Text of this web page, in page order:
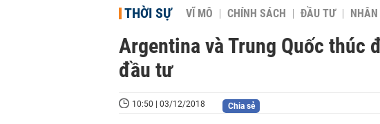
THỜI SỰ VĨ MÔ CHÍNH SÁCH ĐẦU TƯ
Argentina và Trung Quốc thúc
đầu tư
10:50 | 03/12/2018 Chia sẻ